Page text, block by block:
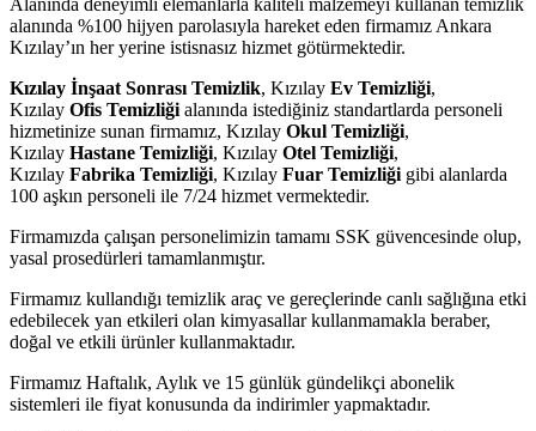
Alanında deneyimli elemanlarla kaliteli malzemeyi kullanan temizlik
alanında %100 hijyen parolasıyla hareket eden firmamız Ankara
Kızılay’ın her yerine istisnasız hizmet götürmektedir.
Kızılay İnşaat Sonrası Temizlik, Kızılay Ev Temizliği,
Kızılay Ofis Temizliği alanında istediğiniz standartlarda personeli
hizmetinize sunan firmamız, Kızılay Okul Temizliği,
Kızılay Hastane Temizliği, Kızılay Otel Temizliği,
Kızılay Fabrika Temizliği, Kızılay Fuar Temizliği gibi alanlarda
100 aşkın personeli ile 7/24 hizmet vermektedir.
Firmamızda çalışan personelimizin tamamı SSK güvencesinde olup,
yasal prosedürleri tamamlanmıştır.
Firmamız kullandığı temizlik araç ve gereçlerinde canlı sağlığına etki
edebilecek yan etkileri olan kimyasallar kullanmamakla beraber,
doğal ve etkili ürünler kullanmaktadır.
Firmamız Haftalık, Aylık ve 15 günlük gündelikçi abonelik
sistemleri ile fiyat konusunda da indirimler yapmaktadır.